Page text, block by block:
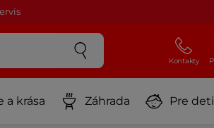
Kontakty
a krása Záhrada Pre deti